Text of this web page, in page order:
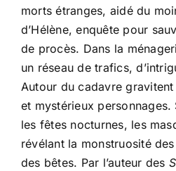
morts étranges, aidé du
d’Hélène, enquête pour
de procès. Dans la
un réseau de trafics,
Autour du cadavre
et mystérieux personnages.
les fêtes nocturnes, les
révélant la monstruosité
des bêtes. Par l’auteur des